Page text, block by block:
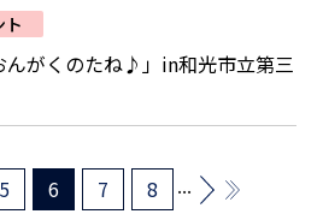
ト
んがくのたね♪」in和光市立第三
5 6 7 8 ...